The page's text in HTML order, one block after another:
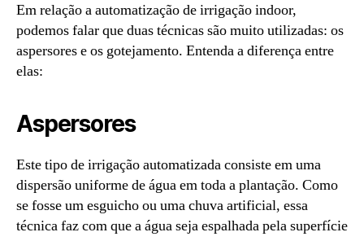
Em relação a automatização de irrigação indoor,
podemos falar que duas técnicas são muito utilizadas: os
aspersores e os gotejamento. Entenda a diferença entre
elas:
Aspersores
Este tipo de irrigação automatizada consiste em uma
dispersão uniforme de água em toda a plantação. Como
se fosse um esguicho ou uma chuva artificial, essa
técnica faz com que a água seja espalhada pela superfície